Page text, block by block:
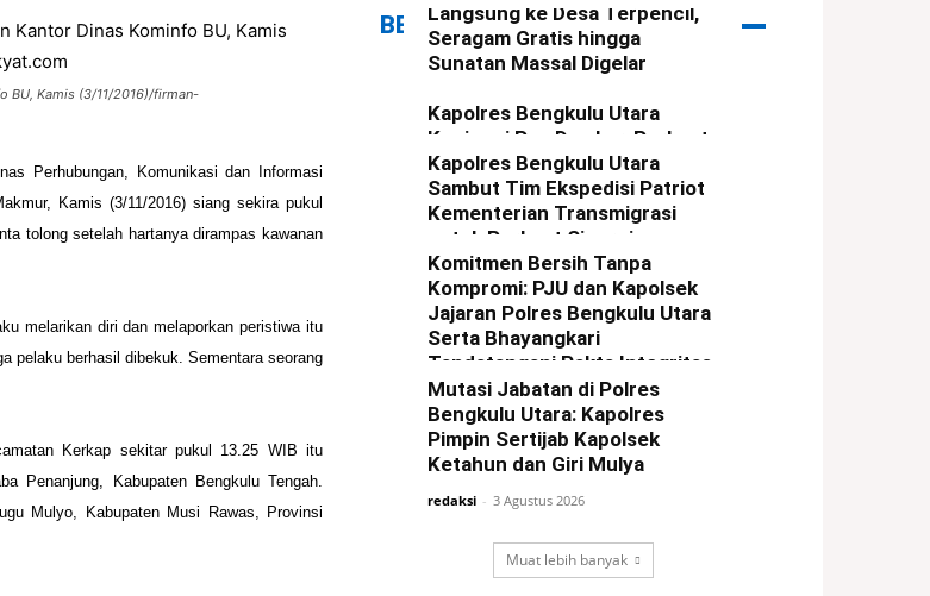
BU, Kamis (3/11/2016)/firman-
Perhubungan, Komunikasi dan Informasi
Kamis (3/11/2016) siang sekirapukul
tolong setelah hartanya dirampas kawanan
melarikan diri dan melaporkan peristiwa itu
pelaku berhasil dibekuk. Sementara seorang
Kerkap sekitar pukul 13.25 WIB itu
Penanjung, Kabupaten Bengkulu Tengah.
Mulyo, Kabupaten Musi Rawas, Provinsi
BERITA TERBARU
Langsung ke Desa Terpencil,
Seragam Gratis hingga
Sunatan Massal Digelar
Kapolres Bengkulu Utara
Kunjungi Pos Damkar, Perkuat
Sinergi Cegah Karhutla
redaksi - 6 Agustus 2026
Kapolres Bengkulu Utara
Sambut Tim Ekspedisi Patriot
Kementerian Transmigrasi
untuk Perkuat Sinergi
Pembangunan Kawasan
redaksi - 5 Agustus 2026
Komitmen Bersih Tanpa
Kompromi: PJU dan Kapolsek
Jajaran Polres Bengkulu Utara
Serta Bhayangkari
Tandatangani Pakta Integritas
redaksi - 4 Agustus 2026
Mutasi Jabatan di Polres
Bengkulu Utara: Kapolres
Pimpin Sertijab Kapolsek
Ketahun dan Giri Mulya
redaksi - 3 Agustus 2026
Muat lebih banyak